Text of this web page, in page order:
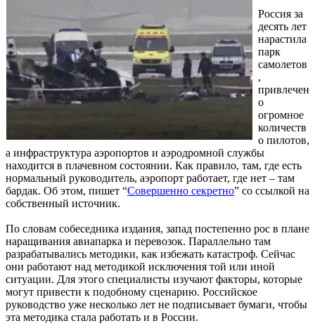
Россия за
десять лет
нарастила
парк
самолетов
,
привлечен
о
огромное
количеств
о пилотов,
а инфраструктура аэропортов и аэродромной службы
находится в плачевном состоянии. Как правило, там, где есть
нормальный руководитель, аэропорт работает, где нет – там
бардак. Об этом, пишет “Совершенно секретно” со ссылкой на
собственный источник.
По словам собеседника издания, запад постепенно рос в плане
наращивания авиапарка и перевозок. Параллельно там
разрабатывались методики, как избежать катастроф. Сейчас
они работают над методикой исключения той или иной
ситуации. Для этого специалисты изучают факторы, которые
могут привести к подобному сценарию. Российское
руководство уже несколько лет не подписывает бумаги, чтобы
эта методика стала работать и в России.